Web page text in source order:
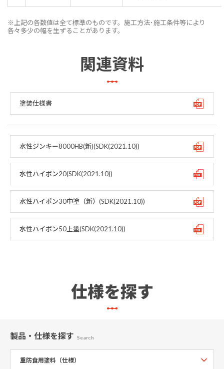
※上記の各数値は全て標準のものです。施工方法･施工条件等により
各々多少の幅を生ずることがあります。
関連資料
塗装仕様書
水性ジンキー8000HB(新)(SDK(2021.10))
水性ハイポン20(SDK(2021.10))
水性ハイポン30中塗（新）(SDK(2021.10))
水性ハイポン50上塗(SDK(2021.10))
仕様を探す
製品・仕様を探す Search